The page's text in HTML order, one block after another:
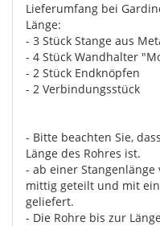
Lieferumfang bei
Länge:
- 3 Stück Stange aus
- 4 Stück Wandhalter
- 2 Stück Endknöpfen
- 2 Verbindungsstück
- Bitte beachten Sie,
Länge des Rohres ist.
- ab einer Stangenlänge
mittig geteilt und mit
geliefert.
- Die Rohre bis zur